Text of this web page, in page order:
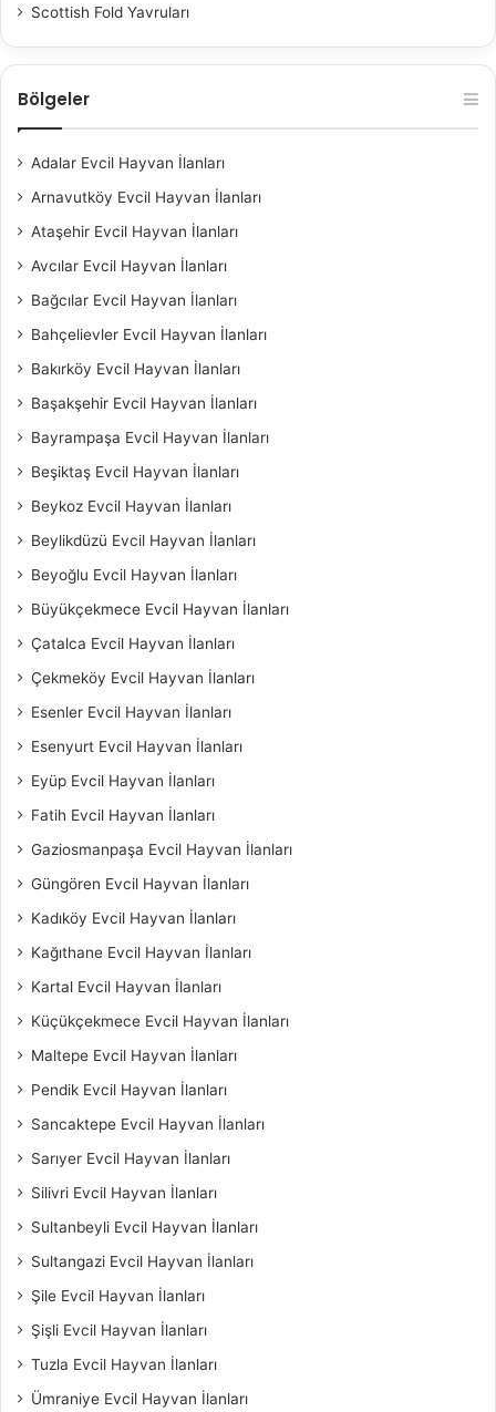
Scottish Fold Yavruları
Bölgeler
Adalar Evcil Hayvan İlanları
Arnavutköy Evcil Hayvan İlanları
Ataşehir Evcil Hayvan İlanları
Avcılar Evcil Hayvan İlanları
Bağcılar Evcil Hayvan İlanları
Bahçelievler Evcil Hayvan İlanları
Bakırköy Evcil Hayvan İlanları
Başakşehir Evcil Hayvan İlanları
Bayrampaşa Evcil Hayvan İlanları
Beşiktaş Evcil Hayvan İlanları
Beykoz Evcil Hayvan İlanları
Beylikdüzü Evcil Hayvan İlanları
Beyoğlu Evcil Hayvan İlanları
Büyükçekmece Evcil Hayvan İlanları
Çatalca Evcil Hayvan İlanları
Çekmeköy Evcil Hayvan İlanları
Esenler Evcil Hayvan İlanları
Esenyurt Evcil Hayvan İlanları
Eyüp Evcil Hayvan İlanları
Fatih Evcil Hayvan İlanları
Gaziosmanpaşa Evcil Hayvan İlanları
Güngören Evcil Hayvan İlanları
Kadıköy Evcil Hayvan İlanları
Kağıthane Evcil Hayvan İlanları
Kartal Evcil Hayvan İlanları
Küçükçekmece Evcil Hayvan İlanları
Maltepe Evcil Hayvan İlanları
Pendik Evcil Hayvan İlanları
Sancaktepe Evcil Hayvan İlanları
Sarıyer Evcil Hayvan İlanları
Silivri Evcil Hayvan İlanları
Sultanbeyli Evcil Hayvan İlanları
Sultangazi Evcil Hayvan İlanları
Şile Evcil Hayvan İlanları
Şişli Evcil Hayvan İlanları
Tuzla Evcil Hayvan İlanları
Ümraniye Evcil Hayvan İlanları